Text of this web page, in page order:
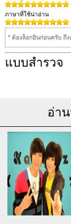
ภาษาที่ใช้น่าอ่าน
* ต้องล็อกอินก่อนครับ ถึ
แบบสำรวจ
อ่า